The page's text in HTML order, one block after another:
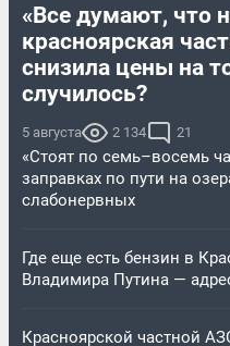
«Все думают, что
красноярская
снизила цены на
случилось?
5 августа 2 134 21
«Стоят по семь–восемь
заправках по пути на
слабонервных
Где еще есть бензин в
Владимира Путина —
Красноярской частной